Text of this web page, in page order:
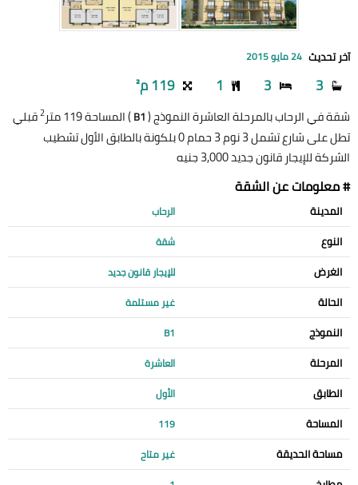
آخر تحديث 24 مايو 2015
3
3
1 119 م²
شقة في الرحاب بالمرحلة العاشرة النموذج (B1) المساحة 119 متر 2قبلي
تطل على شارع تشمل 3 نوم 3 حمام 0 بلكونة بالطابق الأول تشطيب
الشركة للإيجار قانون جديد 3,000 جنيه
# معلومات عن الشقة
المدينة الرحاب
النوع شقة
الغرض للإيجار قانون جديد
الحالة غير مستلمة
النموذج B1
المرحلة العاشرة
الطابق الأول
المساحة 119
مساحة الحديقة غير متاح